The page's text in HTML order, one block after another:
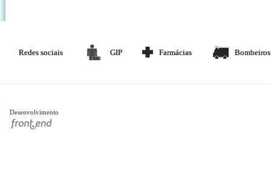
Redes sociais GIP Farmácias Bombeiros
Desenvolvimento